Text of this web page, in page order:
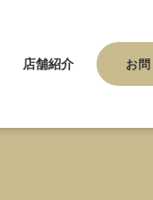
店舗紹介 お